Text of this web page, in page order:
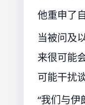
他重申了
当被问及
来很可能
可能干扰
“我们与